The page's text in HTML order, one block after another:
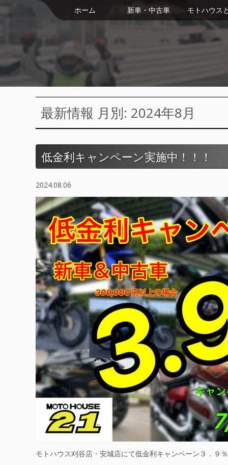
ホーム 新車・中古車 モトハウス
最新情報 月別: 2024年8月
低金利キャンペーン実施中！！！
2024.08.06
モトハウス刈谷店・安城店にて低金利キャンペーン３．９